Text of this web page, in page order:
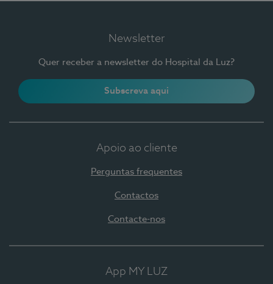
Newsletter
Quer receber a newsletter do Hospital da Luz?
Subscreva aqui
Apoio ao cliente
Perguntas frequentes
Contactos
Contacte-nos
App MY LUZ